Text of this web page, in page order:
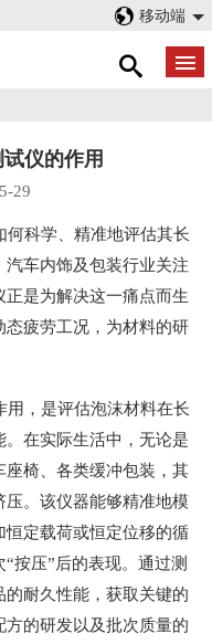
移动端
仪的作用
29
科学、精准地评估其长
车内饰及包装行业关注
是为解决这一痛点而生
疲劳工况，为材料的研
，是评估泡沫材料在长
在实际生活中，无论是
椅、各类缓冲包装，其
。该仪器能够精准地模
定载荷或恒定位移的循
按压”后的表现。通过测
耐久性能，获取关键的
的研发以及批次质量的